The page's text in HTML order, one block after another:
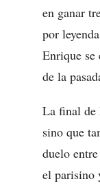
en ganar
por
Enrique se
de la
La final de
sino que
duelo
el parisino